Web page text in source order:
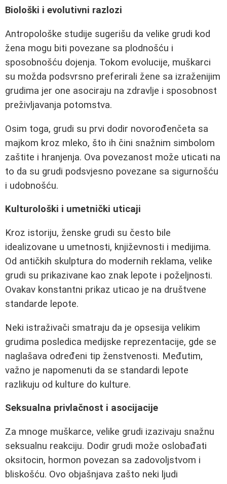
Biološki i evolutivni razlozi
Antropološke studije sugerišu da velike grudi kod
žena mogu biti povezane sa plodnošću i
sposobnošću dojenja. Tokom evolucije, muškarci
su možda podsvrsno preferirali žene sa izraženijim
grudima jer one asociraju na zdravlje i sposobnost
preživljavanja potomstva.
Osim toga, grudi su prvi dodir novorođenčeta sa
majkom kroz mleko, što ih čini snažnim simbolom
zaštite i hranjenja. Ova povezanost može uticati na
to da su grudi podsvjesno povezane sa sigurnošću
i udobnošću.
Kulturološki i umetnički uticaji
Kroz istoriju, ženske grudi su često bile
idealizovane u umetnosti, književnosti i medijima.
Od antičkih skulptura do modernih reklama, velike
grudi su prikazivane kao znak lepote i poželjnosti.
Ovakav konstantni prikaz uticao je na društvene
standarde lepote.
Neki istraživači smatraju da je opsesija velikim
grudima posledica medijske reprezentacije, gde se
naglašava određeni tip ženstvenosti. Međutim,
važno je napomenuti da se standardi lepote
razlikuju od kulture do kulture.
Seksualna privlačnost i asocijacije
Za mnoge muškarce, velike grudi izazivaju snažnu
seksualnu reakciju. Dodir grudi može oslobađati
oksitocin, hormon povezan sa zadovoljstvom i
bliskošću. Ovo objašnjava zašto neki ljudi